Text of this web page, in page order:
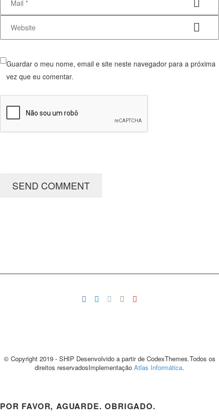
Guardar o meu nome, email e site neste navegador para a próxima
vez que eu comentar.
SEND COMMENT
© Copyright 2019 - SHIP Desenvolvido a partir de CodexThemes.Todos os
direitos reservadosImplementação Atlas Informática.
POR FAVOR, AGUARDE. OBRIGADO.